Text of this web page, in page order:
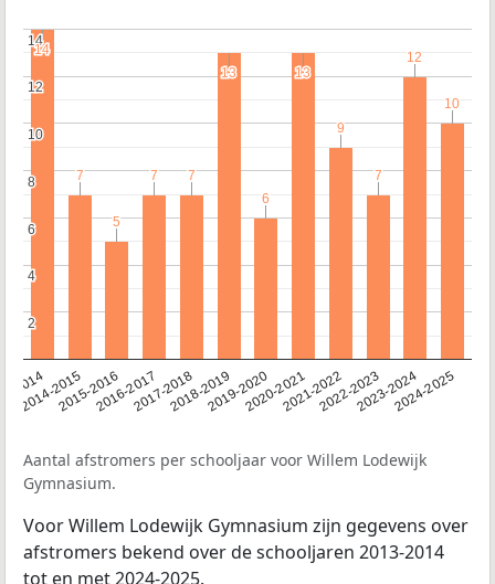
2014
2014-20152015-20162016-20172017-20182018-20192019-20202020-20212021-20222022-20232023-20242024-2025
2
2
4
4
6
6
8
8
10
10
12
12
14
14
14
14
7
7
5
5
7
7 7
7
13
13
6
6
13
13
9
9
7
7
12
12
10
10
Aantal afstromers per schooljaar voor Willem Lodewijk
Gymnasium.
Voor Willem Lodewijk Gymnasium zijn gegevens over
afstromers bekend over de schooljaren 2013-2014
tot en met 2024-2025.